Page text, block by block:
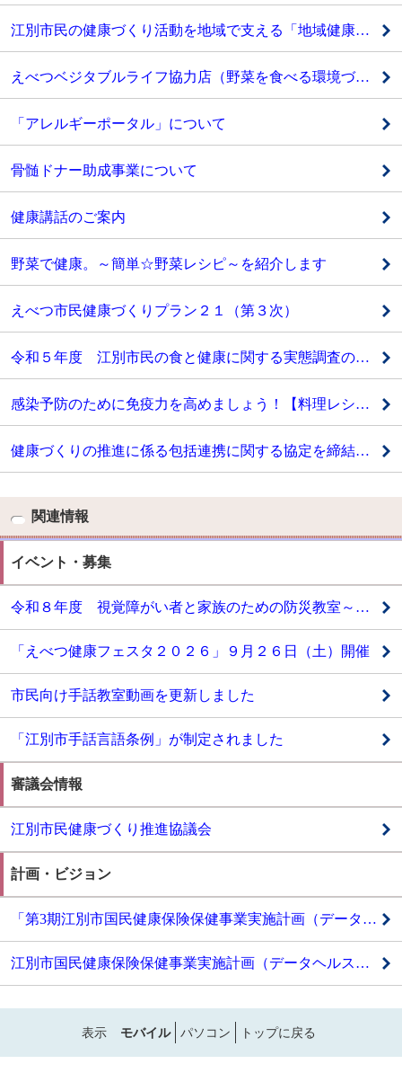
江別市民の健康づくり活動を地域で支える「地域健康づくり推進員」について
えべつベジタブルライフ協力店（野菜を食べる環境づくりの協力店）を紹介します
「アレルギーポータル」について
骨髄ドナー助成事業について
健康講話のご案内
野菜で健康。～簡単☆野菜レシピ～を紹介します
えべつ市民健康づくりプラン２１（第３次）
令和５年度 江別市民の食と健康に関する実態調査の結果をお知らせします
感染予防のために免疫力を高めましょう！【料理レシピの紹介】
健康づくりの推進に係る包括連携に関する協定を締結しました
関連情報
イベント・募集
令和８年度 視覚障がい者と家族のための防災教室～受講者を募集します～
「えべつ健康フェスタ２０２６」９月２６日（土）開催
市民向け手話教室動画を更新しました
「江別市手話言語条例」が制定されました
審議会情報
江別市民健康づくり推進協議会
計画・ビジョン
「第3期江別市国民健康保険保健事業実施計画（データヘルス計画）」及び「第4期江別市特定健康診査・特定保健指導実施計画」を策定しました
江別市国民健康保険保健事業実施計画（データヘルス計画）
表示 モバイル パソコン トップに戻る